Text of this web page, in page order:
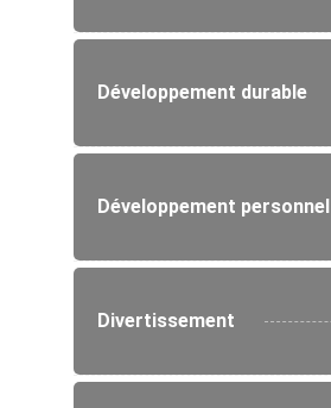
Développement durable
Développement personnel
Divertissement